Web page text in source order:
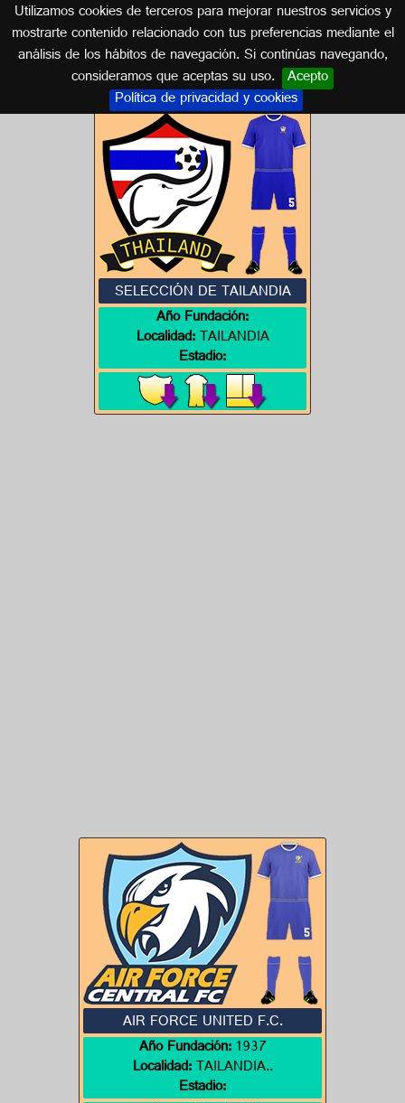
Utilizamos cookies de terceros para mejorar nuestros servicios y
mostrarte contenido relacionado con tus preferencias mediante el
análisis de los hábitos de navegación. Si continúas navegando,
consideramos que aceptas su uso. Acepto
Política de privacidad y cookies
Escudos de TAILANDIA
TAILANDIA
SELECCIÓN DE TAILANDIA
Año Fundación:
Localidad:TAILANDIA
Estadio:
AIR FORCE UNITED F.C.
Año Fundación:1937
Localidad:TAILANDIA..
Estadio: